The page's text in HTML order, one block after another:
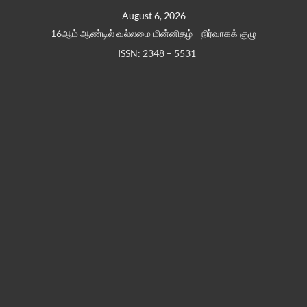
August 6, 2026
16ஆம் ஆண்டில் வல்லமை மின்னிதழ்
நிர்வாகக் குழு
ISSN: 2348 – 5531